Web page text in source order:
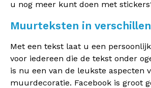
u nog meer kunt doen met
Muurteksten in
Met een tekst laat u een
voor iedereen die de tekst onder
is nu een van de leukste aspecten
muurdecoratie. Facebook is groot